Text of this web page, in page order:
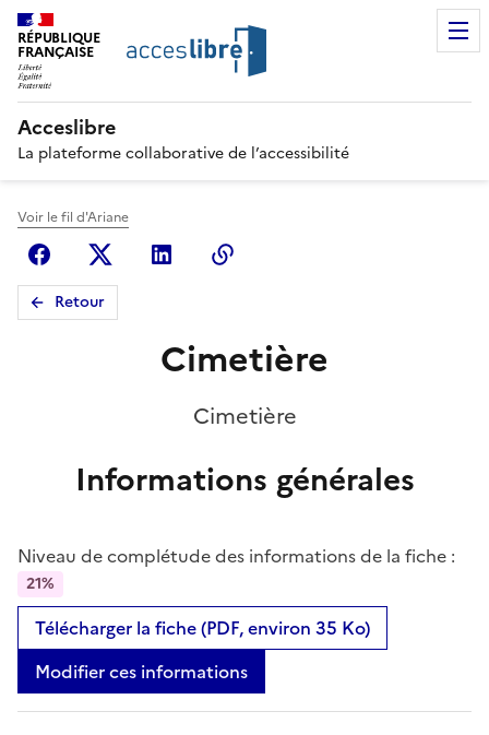
RÉPUBLIQUE
FRANÇAISE
Acceslibre
La plateforme collaborative de l’accessibilité
Voir le fil d'Ariane
FacebookX (anciennement Twitter)
Linkedin
Retour
Cimetière
Cimetière
Informations générales
Niveau de complétude des informations de la fiche :
21%
Télécharger la fiche (PDF, environ 35 Ko)
Modifier ces informations